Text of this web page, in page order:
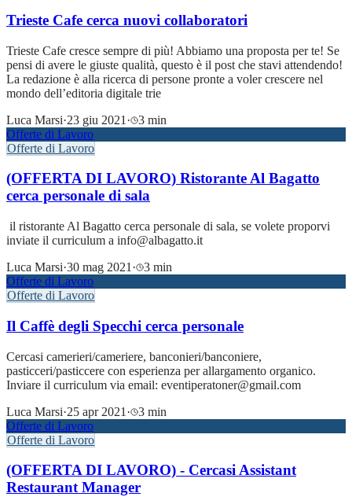
Trieste Cafe cerca nuovi collaboratori
Trieste Cafe cresce sempre di più! Abbiamo una proposta per te! Se
pensi di avere le giuste qualità, questo è il post che stavi attendendo!
La redazione è alla ricerca di persone pronte a voler crescere nel
mondo dell’editoria digitale trie
Luca Marsi·23 giu 2021 ·
3 min
Offerte di Lavoro
Offerte di Lavoro
(OFFERTA DI LAVORO) Ristorante Al Bagatto
cerca personale di sala
il ristorante Al Bagatto cerca personale di sala, se volete proporvi
inviate il curriculum a info@albagatto.it
Luca Marsi·30 mag 2021 ·
3 min
Offerte di Lavoro
Offerte di Lavoro
Il Caffè degli Specchi cerca personale
Cercasi camerieri/cameriere, banconieri/banconiere,
pasticceri/pasticcere con esperienza per allargamento organico.
Inviare il curriculum via email: eventiperatoner@gmail.com
Luca Marsi·25 apr 2021 ·
3 min
Offerte di Lavoro
Offerte di Lavoro
(OFFERTA DI LAVORO) - Cercasi Assistant
Restaurant Manager